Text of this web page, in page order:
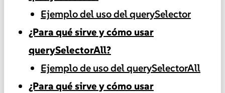
Ejemplo del uso del querySelector
¿Para qué sirve y cómo usar
querySelectorAll?
Ejemplo de uso del querySelectorAll
¿Para qué sirve y cómo usar